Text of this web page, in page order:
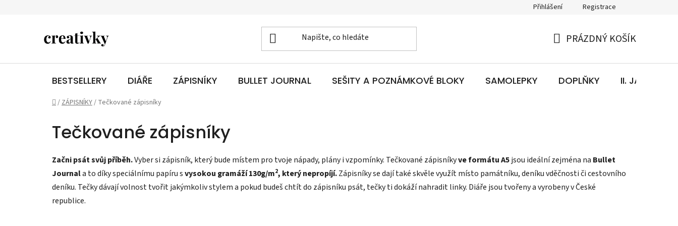
Přihlášení Registrace
KOŠÍK
PRÁZDNÝ KOŠÍK
BESTSELLERY DIÁŘE ZÁPISNÍKY BULLET JOURNAL SEŠITY A POZNÁMKOVÉ BLOKY SAMOLEPKY DOPLŇKY II. JAKOST
Domů
/ZÁPISNÍKY/ Tečkované zápisníky
Tečkované zápisníky
Začni psát svůj příběh.Vyber si zápisník, který bude místem pro tvoje nápady, plány i vzpomínky. Tečkované zápisníkyve formátu A5jsou ideální zejména na Bullet
Journala to díky speciálnímu papíru svysokou gramáží 130g/m2, který nepropíjí.Zápisníky se dají také skvěle využít místo památníku, deníku vděčnosti či cestovního
deníku. Tečky dávají volnost tvořit jakýmkoliv stylem a pokud budeš chtít do zápisníku psát, tečky ti dokáží nahradit linky. Diáře jsou tvořeny a vyrobeny v České
republice.